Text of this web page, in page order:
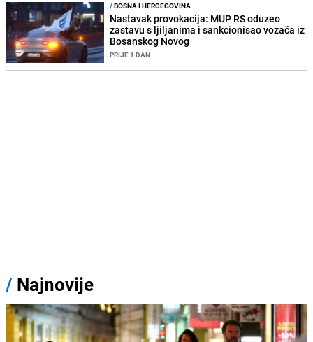
/BOSNA I HERCEGOVINA
Nastavak provokacija: MUP RS oduzeo
zastavu s ljiljanima i sankcionisao vozača iz
Bosanskog Novog
PRIJE 1 DAN
/ Najnovije